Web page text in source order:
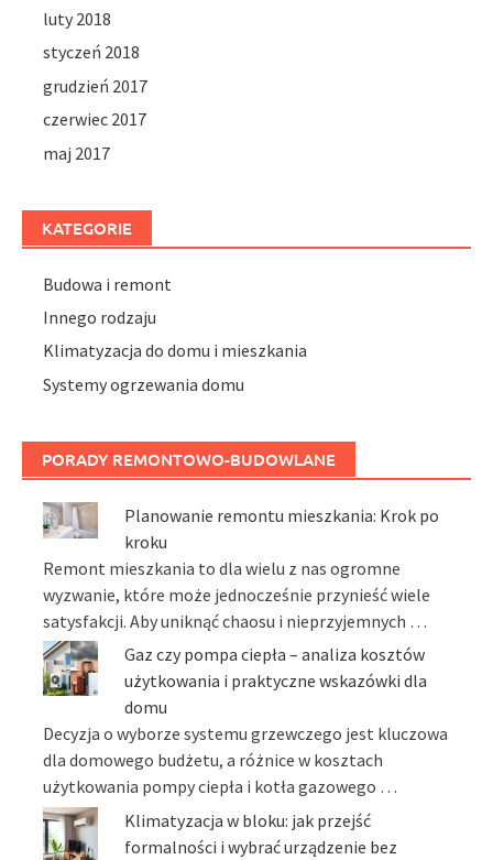
luty 2018
styczeń 2018
grudzień 2017
czerwiec 2017
maj 2017
KATEGORIE
Budowa i remont
Innego rodzaju
Klimatyzacja do domu i mieszkania
Systemy ogrzewania domu
PORADY REMONTOWO-BUDOWLANE
Planowanie remontu mieszkania: Krok po
kroku
Remont mieszkania to dla wielu z nas ogromne
wyzwanie, które może jednocześnie przynieść wiele
satysfakcji. Aby uniknąć chaosu i nieprzyjemnych …
Gaz czy pompa ciepła – analiza kosztów
użytkowania i praktyczne wskazówki dla
domu
Decyzja o wyborze systemu grzewczego jest kluczowa
dla domowego budżetu, a różnice w kosztach
użytkowania pompy ciepła i kotła gazowego …
Klimatyzacja w bloku: jak przejść
formalności i wybrać urządzenie bez